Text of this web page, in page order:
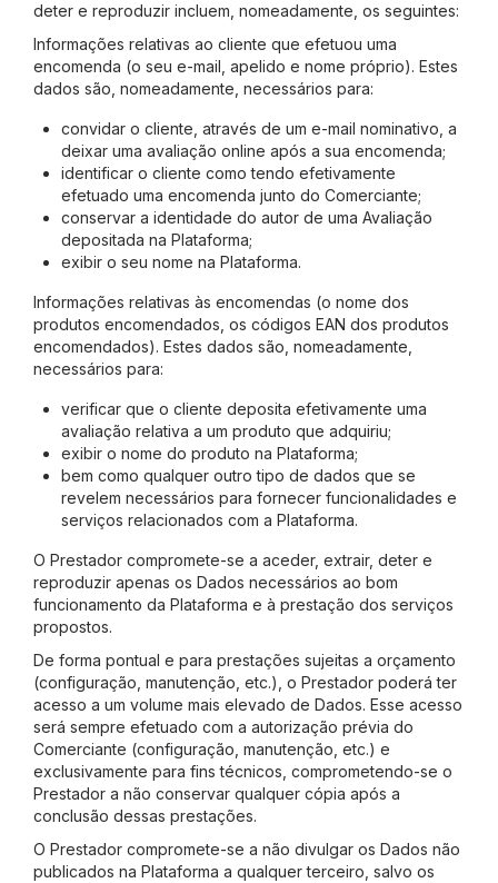
deter e reproduzir incluem, nomeadamente, os seguintes:
Informações relativas ao cliente que efetuou uma
encomenda (o seu e-mail, apelido e nome próprio). Estes
dados são, nomeadamente, necessários para:
convidar o cliente, através de um e-mail nominativo, a
deixar uma avaliação online após a sua encomenda;
identificar o cliente como tendo efetivamente
efetuado uma encomenda junto do Comerciante;
conservar a identidade do autor de uma Avaliação
depositada na Plataforma;
exibir o seu nome na Plataforma.
Informações relativas às encomendas (o nome dos
produtos encomendados, os códigos EAN dos produtos
encomendados). Estes dados são, nomeadamente,
necessários para:
verificar que o cliente deposita efetivamente uma
avaliação relativa a um produto que adquiriu;
exibir o nome do produto na Plataforma;
bem como qualquer outro tipo de dados que se
revelem necessários para fornecer funcionalidades e
serviços relacionados com a Plataforma.
O Prestador compromete-se a aceder, extrair, deter e
reproduzir apenas os Dados necessários ao bom
funcionamento da Plataforma e à prestação dos serviços
propostos.
De forma pontual e para prestações sujeitas a orçamento
(configuração, manutenção, etc.), o Prestador poderá ter
acesso a um volume mais elevado de Dados. Esse acesso
será sempre efetuado com a autorização prévia do
Comerciante (configuração, manutenção, etc.) e
exclusivamente para fins técnicos, comprometendo-se o
Prestador a não conservar qualquer cópia após a
conclusão dessas prestações.
O Prestador compromete-se a não divulgar os Dados não
publicados na Plataforma a qualquer terceiro, salvo os